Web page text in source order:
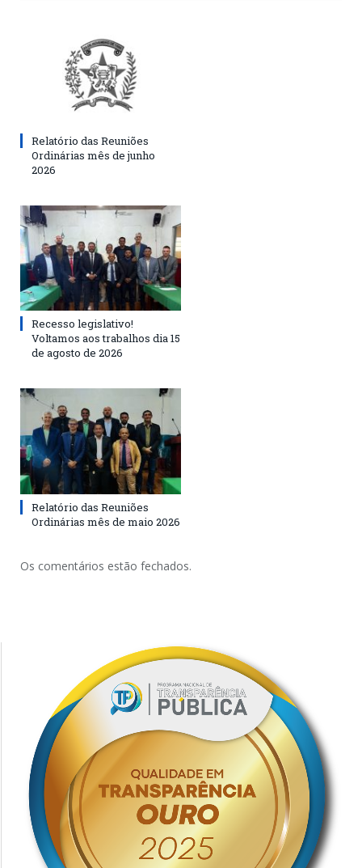
Relatório das Reuniões
Ordinárias mês de junho
2026
Recesso legislativo!
Voltamos aos trabalhos dia 15
de agosto de 2026
Relatório das Reuniões
Ordinárias mês de maio 2026
Os comentários estão fechados.